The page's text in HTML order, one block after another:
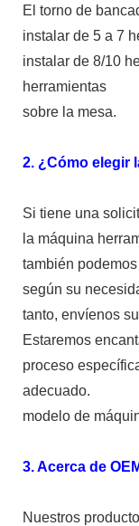
El torno de
instalar de 5 a 7
instalar de 8/10
herramientas
sobre la mesa.
2. ¿Cómo elegir
Si tiene una
la máquina
también podemos
según su
tanto, envíenos
Estaremos
proceso
adecuado.
modelo de
3. Acerca de
Nuestros